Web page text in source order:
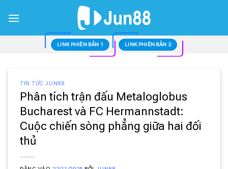
qua
LINK PHIÊN BẢN 1 LINK PHIÊN BẢN 2
TIN TỨC JUN88
Phân tích trận đấu Metaloglobus
Bucharest và FC Hermannstadt:
Cuộc chiến sòng phẳng giữa hai đối
thủ